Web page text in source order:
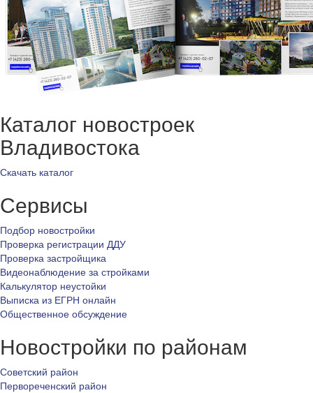
Каталог новостроек
Владивостока
Скачать каталог
Сервисы
Подбор новостройки
Проверка регистрации ДДУ
Проверка застройщика
Видеонаблюдение за стройками
Калькулятор неустойки
Выписка из ЕГРН онлайн
Общественное обсуждение
Новостройки по районам
Советский район
Первореченский район